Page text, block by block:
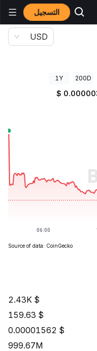
التسجيل
USD
200D
1Y
$
Source of data: CoinGecko
2.43K
159.63
0.00001562
999.67M